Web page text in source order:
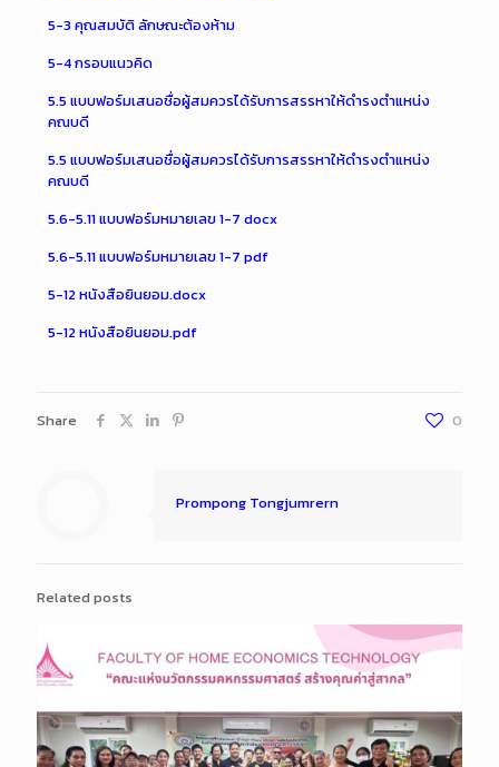
5-3 คุณสมบัติ ลักษณะต้องห้าม
5-4 กรอบแนวคิด
5.5 แบบฟอร์มเสนอชื่อผู้สมควรได้รับการสรรหาให้ดำรงตำแหน่ง
คณบดี
5.5 แบบฟอร์มเสนอชื่อผู้สมควรได้รับการสรรหาให้ดำรงตำแหน่ง
คณบดี
5.6-5.11 แบบฟอร์มหมายเลข 1-7 docx
5.6-5.11 แบบฟอร์มหมายเลข 1-7 pdf
5-12 หนังสือยินยอม.docx
5-12 หนังสือยินยอม.pdf
Share 0
Prompong Tongjumrern
Related posts